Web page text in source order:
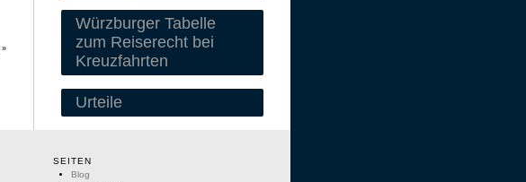
»
Würzburger Tabelle
zum Reiserecht bei
Kreuzfahrten
Urteile
SEITEN
Blog